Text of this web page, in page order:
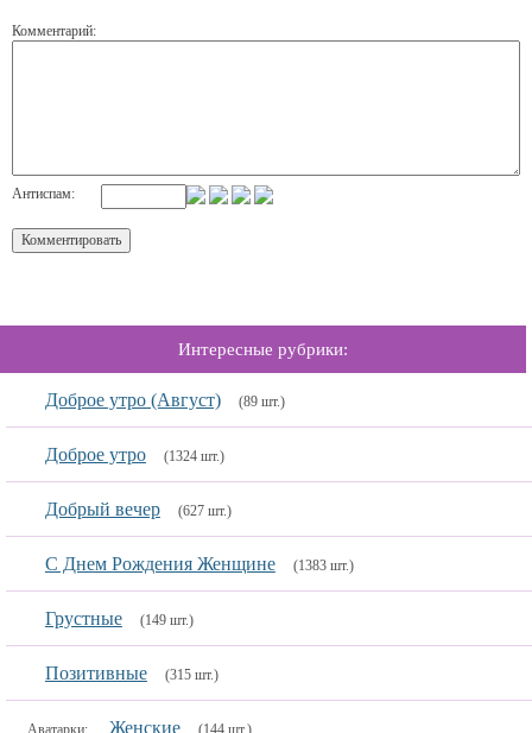
Комментарий:
Антиспам:
Интересные рубрики:
Доброе утро (Август) (89 шт.)
Доброе утро (1324 шт.)
Добрый вечер (627 шт.)
С Днем Рождения Женщине (1383 шт.)
Грустные (149 шт.)
Позитивные (315 шт.)
Аватарки: Женские (144 шт.)